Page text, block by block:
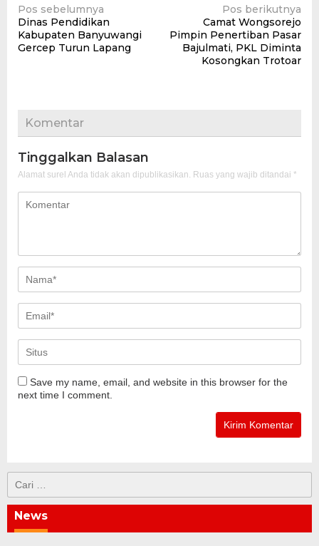
Navigasi
pos
Pos sebelumnya
Dinas Pendidikan
Kabupaten Banyuwangi
Gercep Turun Lapang
Pos berikutnya
Camat Wongsorejo
Pimpin Penertiban Pasar
Bajulmati, PKL Diminta
Kosongkan Trotoar
Komentar
Tinggalkan Balasan
Alamat surel Anda tidak akan dipublikasikan. Ruas yang wajib ditandai *
Save my name, email, and website in this browser for the
next time I comment.
untuk:
News